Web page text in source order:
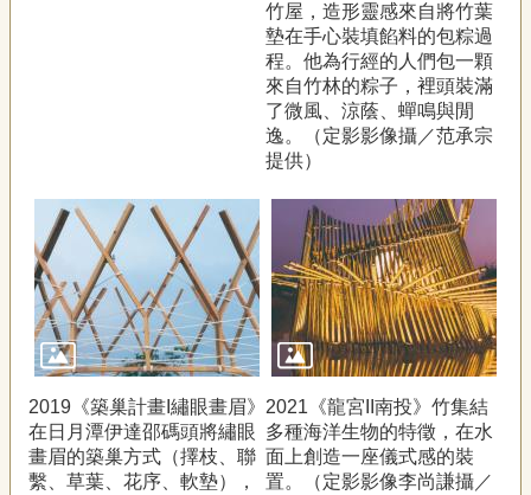
竹屋，造形靈感來自將竹葉
墊在手心裝填餡料的包粽過
程。他為行經的人們包一顆
來自竹林的粽子，裡頭裝滿
了微風、涼蔭、蟬鳴與閒
逸。（定影影像攝／范承宗
提供）
2019《築巢計畫I繡眼畫眉》
在日月潭伊達邵碼頭將繡眼
畫眉的築巢方式（擇枝、聯
繫、草葉、花序、軟墊），
2021《龍宮II南投》竹集結
多種海洋生物的特徵，在水
面上創造一座儀式感的裝
置。（定影影像李尚謙攝／